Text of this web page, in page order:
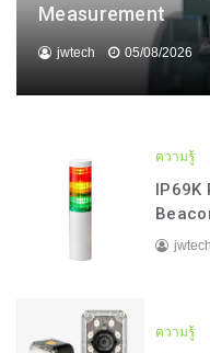
Measurement
jwtech 05/08/2026
ความรู้
IP69K
jwtech
ความรู้